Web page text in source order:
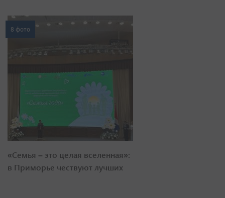
8 фото
«Семья – это целая вселенная»:
в Приморье чествуют лучших